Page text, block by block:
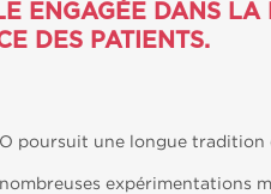
ENGAGÉE DANS
DES PATIENTS.
poursuit une longue